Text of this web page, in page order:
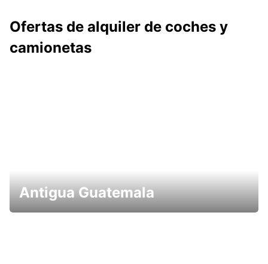
Ofertas de alquiler de coches y
camionetas
Antigua Guatemala